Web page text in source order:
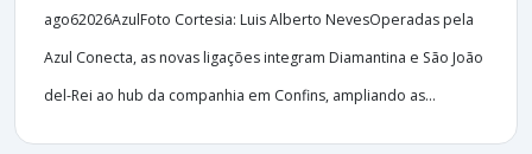
ago62026AzulFoto Cortesia: Luis Alberto NevesOperadas pela
Azul Conecta, as novas ligações integram Diamantina e São João
del-Rei ao hub da companhia em Confins, ampliando as...